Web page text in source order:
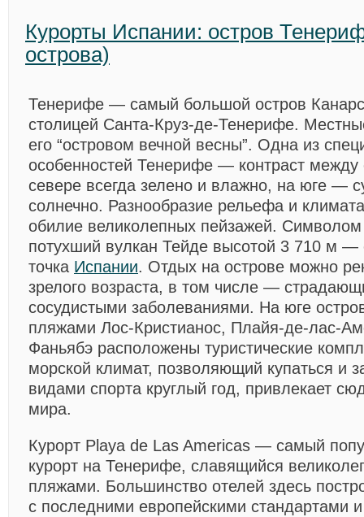
Курорты Испании: остров
острова)
Тенерифе — самый большой остров
столицей Санта-Круз-де-Тенерифе.
его “островом вечной весны”. Одна из
особенностей Тенерифе — контраст
севере всегда зелено и влажно, на юге —
солнечно. Разнообразие рельефа и
обилие великолепных пейзажей. Символом
потухший вулкан Тейде высотой 3 710 м —
точка Испании. Отдых на острове можно
зрелого возраста, в том числе —
сосудистыми заболеваниями. На юге
пляжами Лос-Кристианос, Плайя-де-лас-
Фаньябэ расположены туристические
морской климат, позволяющий купаться и
видами спорта круглый год, привлекает
мира.
Курорт Playa de Las Americas — самый
курорт на Тенерифе, славящийся
пляжами. Большинство отелей здесь
с последними европейскими стандартами